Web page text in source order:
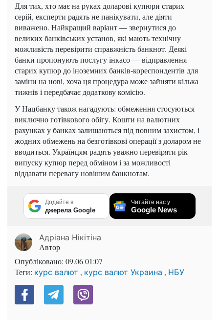
Для тих, хто має на руках доларові купюри старих
серій, експерти радять не панікувати, але діяти
виважено. Найкращий варіант — звернутися до
великих банківських установ, які мають технічну
можливість перевірити справжність банкнот. Деякі
банки пропонують послугу інкасо — відправлення
старих купюр до іноземних банків-кореспондентів для
заміни на нові, хоча ця процедура може зайняти кілька
тижнів і передбачає додаткову комісію.
У Нацбанку також нагадують: обмеження стосуються
виключно готівкового обігу. Кошти на валютних
рахунках у банках залишаються під повним захистом, і
жодних обмежень на безготівкові операції з доларом не
вводиться. Українцям радять уважно перевіряти рік
випуску купюр перед обміном і за можливості
віддавати перевагу новішим банкнотам.
Додайте в
джерела Google
Читайте нас у
Google News
Адріана Нікітіна
Автор
Опубліковано: 09.06 01:07
Теги: курс валют , курс валют Украина , НБУ